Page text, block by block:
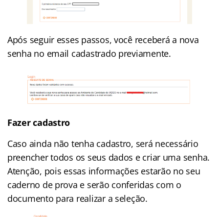
Após seguir esses passos, você receberá a nova
senha no email cadastrado previamente.
Fazer cadastro
Caso ainda não tenha cadastro, será necessário
preencher todos os seus dados e criar uma senha.
Atenção, pois essas informações estarão no seu
caderno de prova e serão conferidas com o
documento para realizar a seleção.